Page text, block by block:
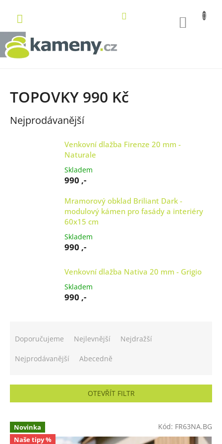
obsah
TOPOVKY 990 Kč
Nejprodávanější
Venkovní dlažba Firenze 20 mm -
Naturale
Skladem
990 ,-
Mramorový obklad Briliant Dark -
modulový kámen pro fasády a interiéry
60x15 cm
Skladem
990 ,-
Venkovní dlažba Nativa 20 mm - Grigio
Skladem
990 ,-
r
d
u
Doporučujeme Nejlevnější Nejdražší
Nejprodávanější Abecedně
OTEVŘÍT FILTR
p
Novinka
Naše tipy %
Kód: FR63NA.BG